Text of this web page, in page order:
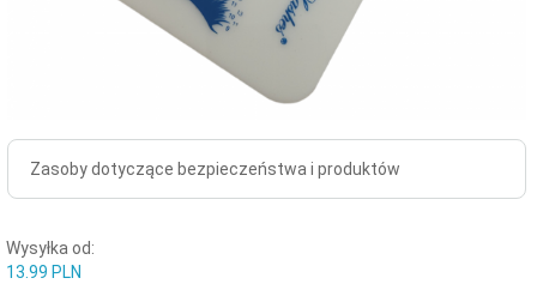
Zasoby dotyczące bezpieczeństwa i produktów
Wysyłka od:
13.99 PLN